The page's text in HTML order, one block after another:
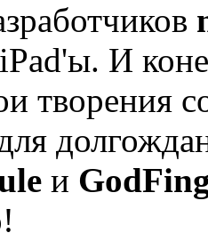
И
творения
и